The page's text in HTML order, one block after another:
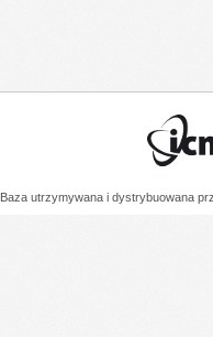
Baza utrzymywana i dystrybuowana